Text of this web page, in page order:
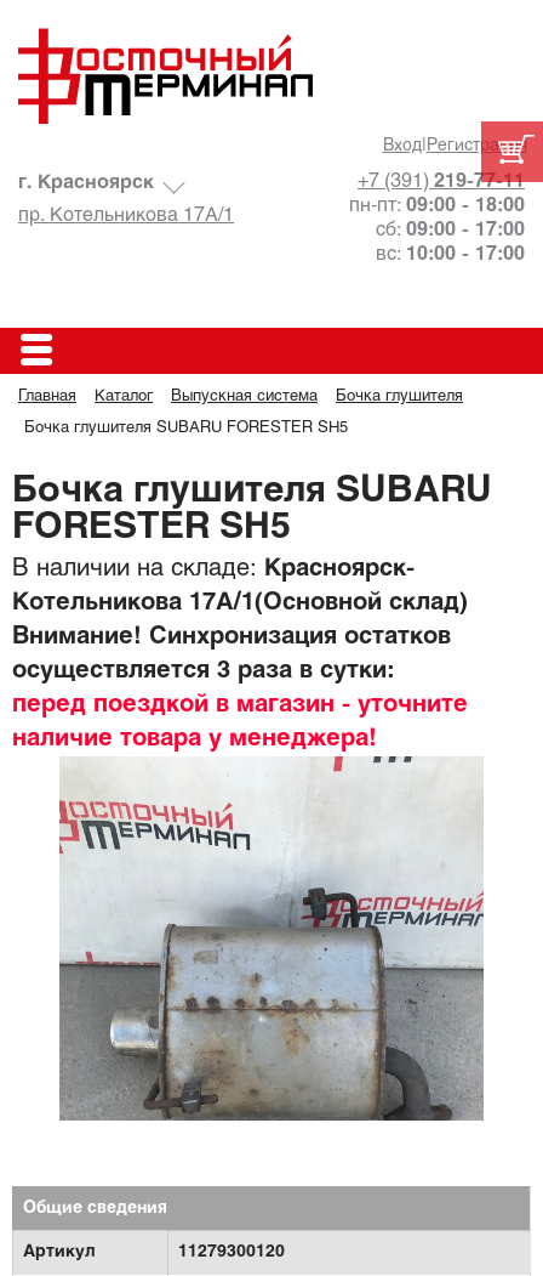
Вход| Регистрация
+7 (391) 219-77-11
пн-пт: 09:00 - 18:00
сб: 09:00 - 17:00
вс: 10:00 - 17:00
г. Красноярск
пр. Котельникова 17А/1
Главная Каталог Выпускная система Бочка глушителя
Бочка глушителя SUBARU FORESTER SH5
Бочка глушителя SUBARU
FORESTER SH5
В наличии на складе:
Красноярск-
Котельникова 17А/1(Основной склад)
Внимание! Синхронизация остатков
осуществляется 3 раза в сутки:
перед поездкой в магазин - уточните
наличие товара у менеджера!
Общие сведения
Артикул 11279300120